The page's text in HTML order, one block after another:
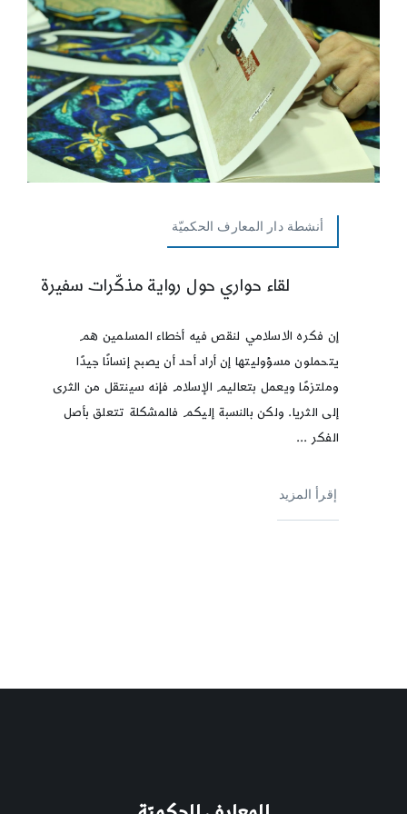
أنشطة دار المعارف الحكميّة
لقاء حواري حول رواية مذكّرات سفيرة
إن فكره الاسلامي لنقص فيه أخطاء المسلمين هم
يتحملون مسؤوليتها إن أراد أحد أن يصبح إنسانًا جيدًا
وملتزمًا ويعمل بتعاليم الإسلام فإنه سينتقل من الثرى
إلى الثريا. ولكن بالنسبة إليكم فالمشكلة تتعلق بأصل
الفكر ...
إقرأ المزيد